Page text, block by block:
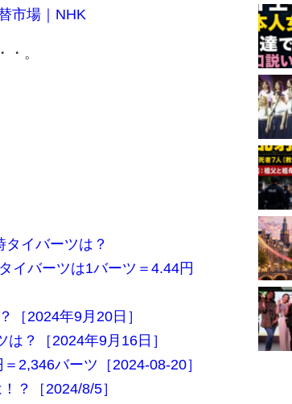
市場｜NHK
。
イバーツは？
イバーツは1バーツ＝4.44円
［2024年9月20日］
？［2024年9月16日］
2,346バーツ［2024-08-20］
？［2024/8/5］